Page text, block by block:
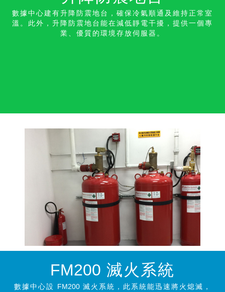
數據中心建有升降防震地台，確保冷氣順通及維持正常室
溫。此外，升降防震地台能在減低靜電干擾，提供一個專
業、優質的環境存放伺服器。
FM200 滅火系統
數據中心設 FM200滅火系統，此系統能迅速將火熄滅，